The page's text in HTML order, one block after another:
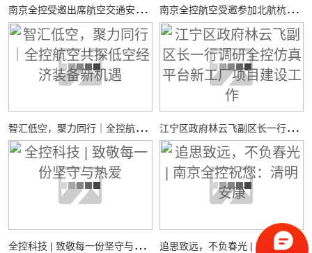
南
京全控受邀出席航空交通安全与适航技术研讨会 南
京全控航空受邀参加北航杭州国际校园“中西日”活动，共探校企合作与智能装备创新发展
智
汇低空，聚力同行｜全控航空共探低空经济装备新机遇 江
宁区政府林云飞副区长一行调研全控仿真平台新工厂项目建设工作
全
控科技 | 致敬每一份坚守与热爱 追
思致远，不负春光 | 南京全控祝您：清明安康